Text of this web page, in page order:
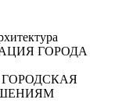
ГОРОДА
ГОРОДСКАЯ